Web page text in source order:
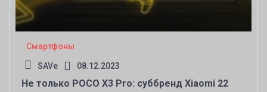
Смартфоны
SAVe 08.12.2023
Не только POCO X3 Pro: суббренд Xiaomi 22